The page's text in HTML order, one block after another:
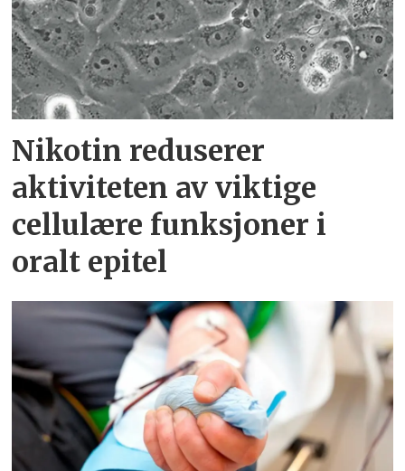
Nikotin reduserer
aktiviteten av viktige
cellulære funksjoner i
oralt epitel